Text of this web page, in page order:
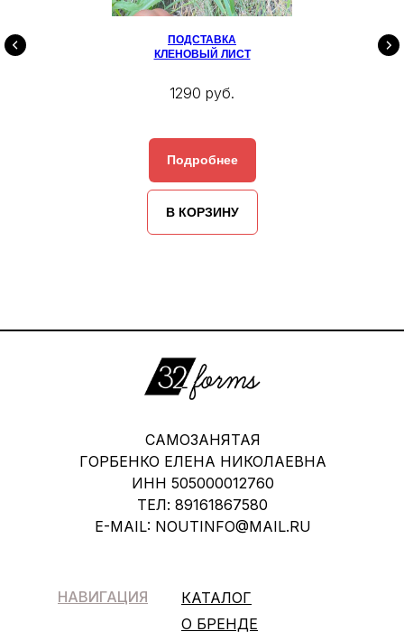
ПОДСТАВКА
КЛЕНОВЫЙ ЛИСТ
1290 руб.
Подробнее
В КОРЗИНУ
САМОЗАНЯТАЯ
ГОРБЕНКО ЕЛЕНА НИКОЛАЕВНА
ИНН 505000012760
ТЕЛ: 89161867580
E-MAIL: NOUTINFO@MAIL.RU
КАТАЛОГ
НАВИГАЦИЯ
О БРЕНДЕ